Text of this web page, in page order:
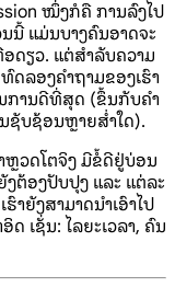
ໜຶ່ງກໍຄື ການລົງໄປ
ນີ້ ແມ່ນບາງຄົນອາດຈະ
ດຽວ. ແຕ່ສໍາລັບຄວາມ
ດລອງຄໍາຖາມຂອງເຮົາ
ການດີທີ່ສຸດ (ຂຶ້ນກັບຄໍາ
ຊັບຊ້ອນຫຼາຍສໍ່າໃດ).
ຫຼວດໂຕຈິງ ມີຂໍ້ດີຢູ່ບ່ອນ
ຕ້ອງປັບປຸງ ແລະ ແຕ່ລະ
າຍັງສາມາດນໍາເອົາໄປ
ເຊັ່ນ: ໄລຍະເວລາ, ຄົນ